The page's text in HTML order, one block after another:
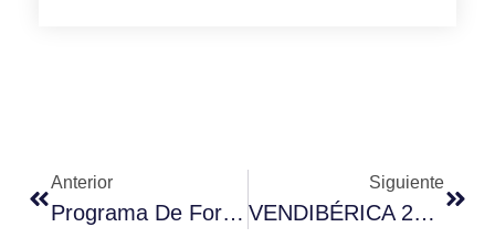
Anterior
Programa De Formación Fórum Café.
Siguiente
VENDIBÉRICA 2015 Dedica Una Jornada Al Café.